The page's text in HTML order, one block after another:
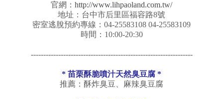
官網： http://www.lihpaoland.com.tw/
地址：台中市后里區福容路8號
密室逃脫預約專線：04-25583108 04-25583109
時間：10:00-20:30
-----------------------------------------------------------------
* 苗栗酥脆噴汁天然臭豆腐 *
推薦：酥炸臭豆、麻辣臭豆腐